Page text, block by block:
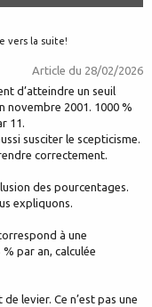
vers la suite!
Article du 28/02/2026
d’atteindre un seuil
novembre 2001. 1000 %
11.
susciter le scepticisme.
correctement.
des pourcentages.
expliquons.
à une
par an, calculée
levier. Ce n’est pas une